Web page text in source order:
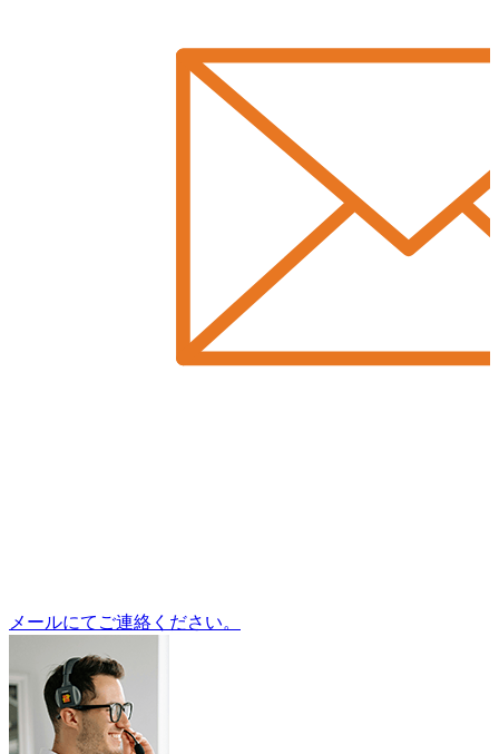
メールにてご連絡ください。